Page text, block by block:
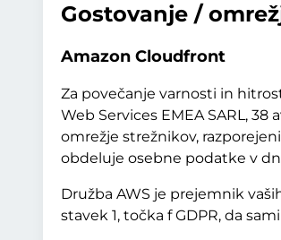
Gostovanje /
Amazon Cloudfront
Za povečanje varnosti in
Web Services EMEA SARL,
omrežje strežnikov,
obdeluje osebne podatke v
Družba AWS je prejemnik
stavek 1, točka f GDPR, da